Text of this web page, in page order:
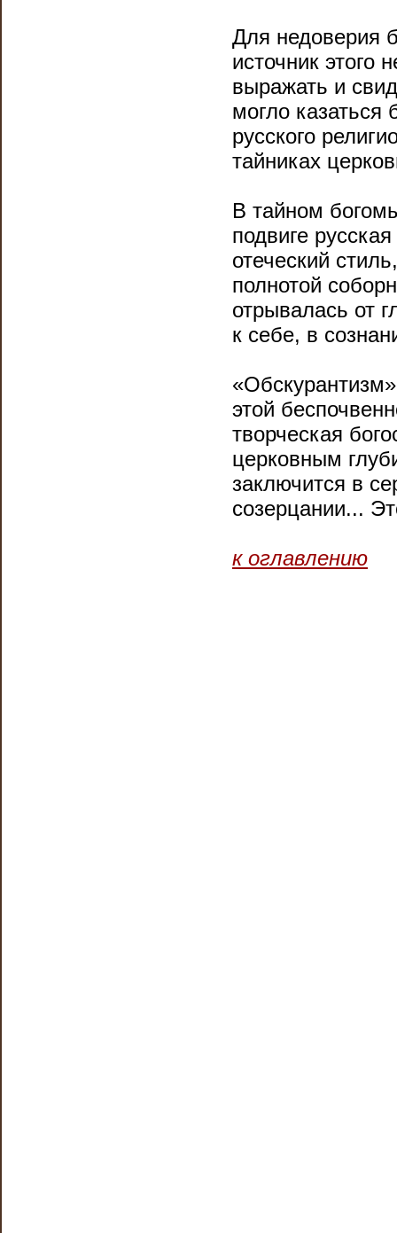
Для недоверия
источник этого
выражать и
могло
русского
тайниках
В тайном
подвиге
отеческий
полнотой
отрывалась от
к себе, в
этой
творческая
церковным
заключится в
созерцании...
к оглавлению